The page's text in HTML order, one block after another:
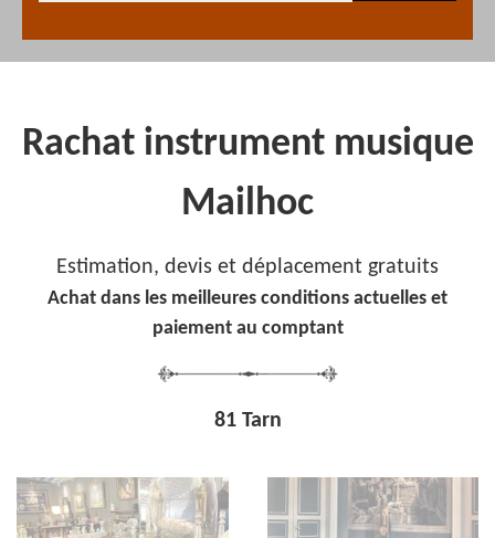
Rachat instrument musique
Mailhoc
Estimation, devis et déplacement gratuits
Achat dans les meilleures conditions actuelles et
paiement au comptant
81 Tarn